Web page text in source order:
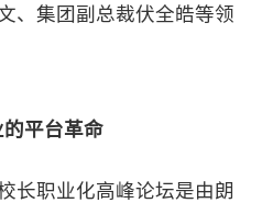
、集团副总裁伏全皓等领
平台革命
职业化高峰论坛是由朗